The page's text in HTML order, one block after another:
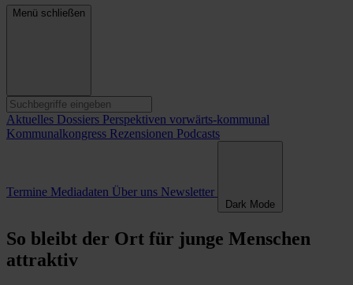
Menü schließen
Aktuelles Dossiers Perspektiven vorwärts-kommunal
Kommunalkongress Rezensionen Podcasts
Termine Mediadaten Über uns Newsletter
Dark Mode
So bleibt der Ort für junge Menschen
attraktiv